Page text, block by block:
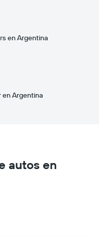
en Argentina
en Argentina
autos en